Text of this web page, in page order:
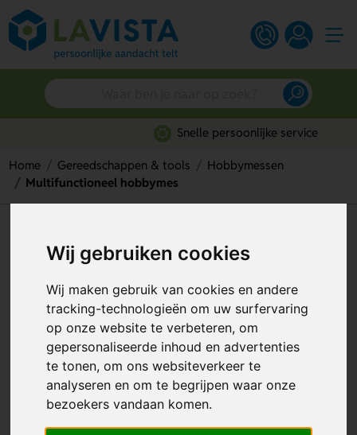
Wij gebruiken cookies
Wij maken gebruik van cookies en andere
tracking-technologieën om uw surfervaring
op onze website te verbeteren, om
gepersonaliseerde inhoud en advertenties
te tonen, om ons websiteverkeer te
analyseren en om te begrijpen waar onze
bezoekers vandaan komen.
Snelle persoonlijke service
Home Gereedschappen & tools
Hobbymessen
Multifunctioneel hobbymes
Artikelnummer:312991